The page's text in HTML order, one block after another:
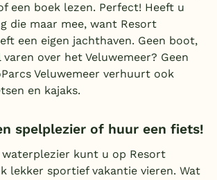
een boek lezen. Perfect! Heeft u
die maar mee, want Resort
een eigen jachthaven. Geen boot,
over het Veluwemeer? Geen
Veluwemeer verhuurt ook
en kajaks.
spelplezier of huur een fiets!
waterplezier kunt u op Resort
lekker sportief vakantie vieren. Wat